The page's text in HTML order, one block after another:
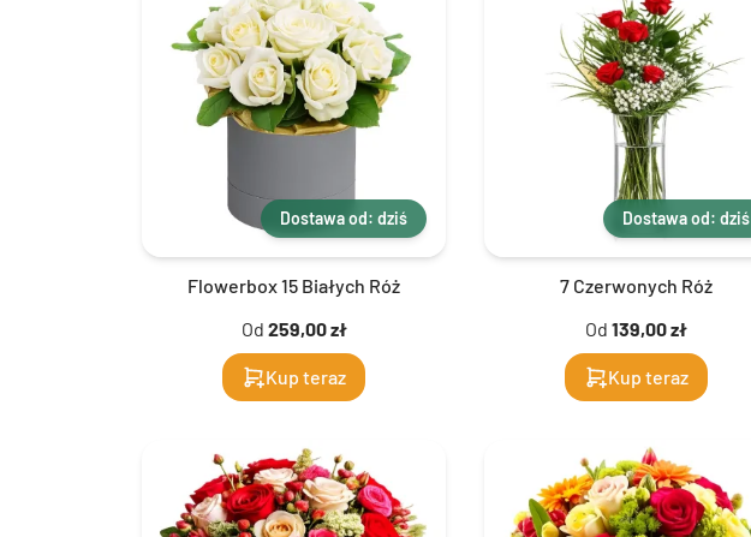
Dostawa od: dziś
Flowerbox 15 Białych Róż
Od 259,00 zł
Kup teraz
Dostawa od: dziś
7 Czerwonych Róż
Od 139,00 zł
Kup teraz